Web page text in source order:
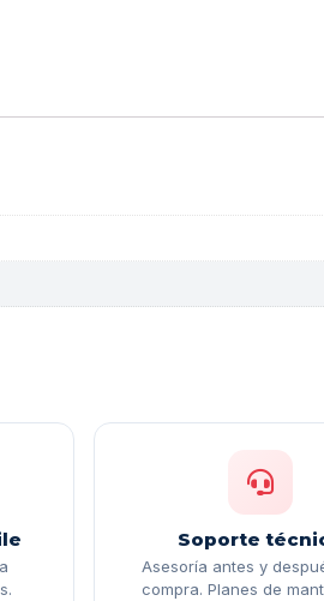
Soporte
Asesoría antes y
compra. Planes de